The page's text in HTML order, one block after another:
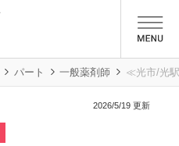
パート 一般薬剤師 ≪光市/光
2026/5/19 更新